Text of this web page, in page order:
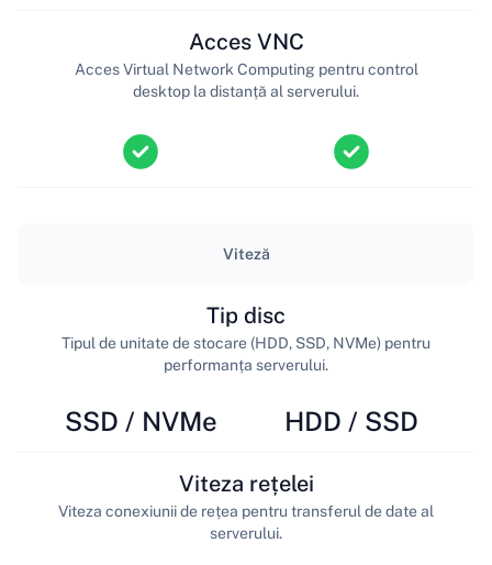
Acces VNC
Acces Virtual Network Computing pentru control
desktop la distanță al serverului.
Viteză
SSD / NVMe
Tip disc
Tipul de unitate de stocare (HDD, SSD, NVMe) pentru
performanța serverului.
HDD / SSD
Viteza rețelei
Viteza conexiunii de rețea pentru transferul de date al
serverului.